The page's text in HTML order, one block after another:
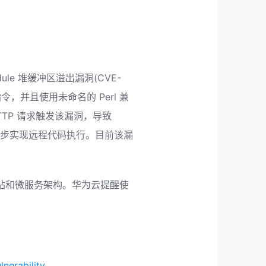
堆缓冲区溢出漏洞(CVE-
，并且使用未命名的 Perl 兼
请求触发该漏洞，导致
实现远程代码执行。目前该漏
和微服务架构。华为云提醒使